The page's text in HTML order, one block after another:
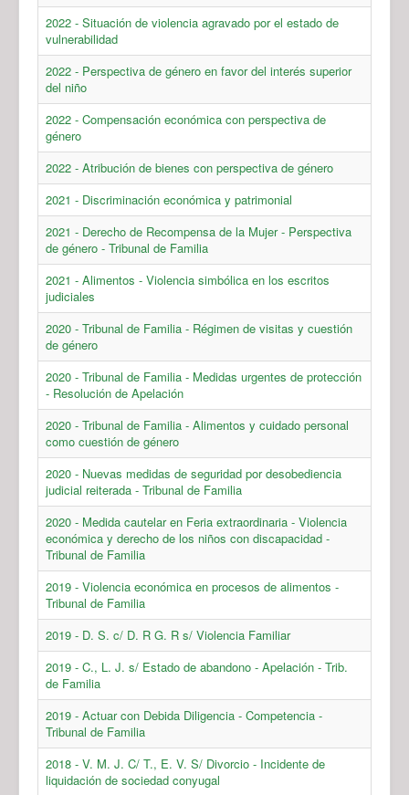
2022 - Situación de violencia agravado por el estado de
vulnerabilidad
2022 - Perspectiva de género en favor del interés superior
del niño
2022 - Compensación económica con perspectiva de
género
2022 - Atribución de bienes con perspectiva de género
2021 - Discriminación económica y patrimonial
2021 - Derecho de Recompensa de la Mujer - Perspectiva
de género - Tribunal de Familia
2021 - Alimentos - Violencia simbólica en los escritos
judiciales
2020 - Tribunal de Familia - Régimen de visitas y cuestión
de género
2020 - Tribunal de Familia - Medidas urgentes de protección
- Resolución de Apelación
2020 - Tribunal de Familia - Alimentos y cuidado personal
como cuestión de género
2020 - Nuevas medidas de seguridad por desobediencia
judicial reiterada - Tribunal de Familia
2020 - Medida cautelar en Feria extraordinaria - Violencia
económica y derecho de los niños con discapacidad -
Tribunal de Familia
2019 - Violencia económica en procesos de alimentos -
Tribunal de Familia
2019 - D. S. c/ D. R G. R s/ Violencia Familiar
2019 - C., L. J. s/ Estado de abandono - Apelación - Trib.
de Familia
2019 - Actuar con Debida Diligencia - Competencia -
Tribunal de Familia
2018 - V. M. J. C/ T., E. V. S/ Divorcio - Incidente de
liquidación de sociedad conyugal